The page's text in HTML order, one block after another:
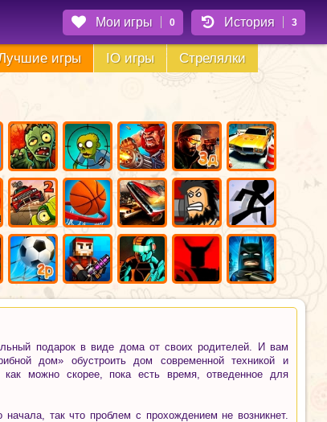
Мои игры 0 История 3
игры IO игры Стрелялки
подарок в виде дома от своих родителей. И вам
дом» обустроить дом современной техникой и
как можно скорее, пока есть время, отведенное для
так что проблем с прохождением не возникнет.